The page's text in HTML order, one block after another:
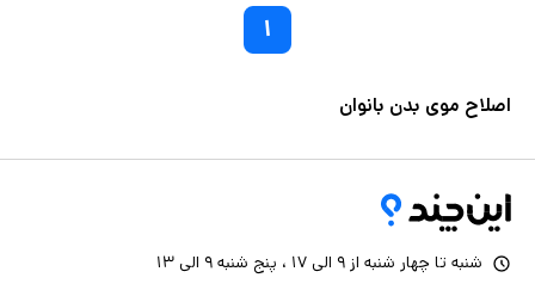
۱
اصلاح موی بدن بانوان
شنبه تا چهار شنبه از ۹ الی ۱۷ ، پنج شنبه ۹ الی ۱۳